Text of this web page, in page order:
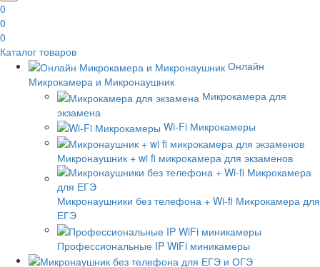
0
0
0
Каталог товаров
Онлайн
Микрокамера и Микронаушник
Микрокамера для
экзамена
Wi-Fi Микрокамеры
Микронаушник + wi fi микрокамера для экзаменов
Микронаушники без телефона + Wi-fi Микрокамера для
ЕГЭ
Профессиональные IP WiFi миникамеры